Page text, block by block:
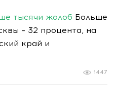
тысячи жалоб Больше
– 32 процента, на
край и
1447